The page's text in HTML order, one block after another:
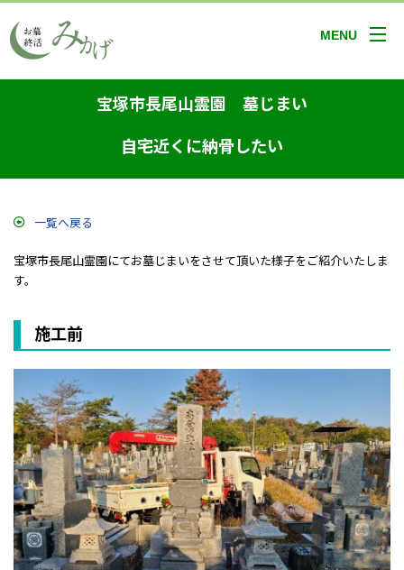
MENU
宝塚市長尾山霊園 墓じまい
自宅近くに納骨したい
一覧へ戻る
宝塚市長尾山霊園にてお墓じまいをさせて頂いた様子をご紹介いたしま
す。
施工前